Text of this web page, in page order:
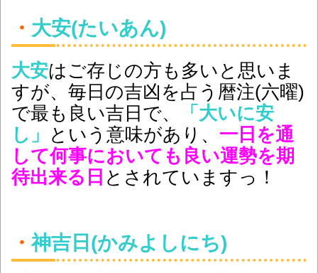
・ 大安(たいあん)
大安はご存じの方も多いと思いま
すが、毎日の吉凶を占う暦注(六曜)
で最も良い吉日で、
「大いに安
し」 という意味があり、 一日を通
して何事においても良い運勢を期
待出来る日 とされていますっ！
・神吉日(かみよしにち)